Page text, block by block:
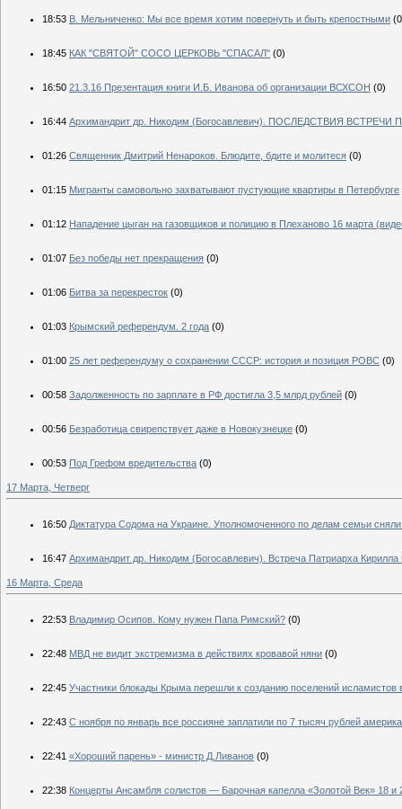
18:53 В. Мельниченко: Мы все время хотим повернуть и быть крепостными
18:45 КАК "СВЯТОЙ" СОСО ЦЕРКОВЬ "СПАСАЛ" (0)
16:50 21.3.16 Презентация книги И.Б. Иванова об организации ВСХСОН (0)
16:44 Архимандрит др. Никодим (Богосавлевич). ПОСЛЕДСТВИЯ
01:26 Священник Дмитрий Ненароков. Блюдите, бдите и молитеся (0)
01:15 Мигранты самовольно захватывают пустующие квартиры в Петербурге
01:12 Нападение цыган на газовщиков и полицию в Плеханово 16 марта
01:07 Без победы нет прекращения (0)
01:06 Битва за перекресток (0)
01:03 Крымский референдум. 2 года (0)
01:00 25 лет референдуму о сохранении СССР: история и позиция РОВС (0)
00:58 Задолженность по зарплате в РФ достигла 3,5 млрд рублей (0)
00:56 Безработица свирепствует даже в Новокузнецке (0)
00:53 Под Грефом вредительства (0)
17 Марта, Четверг
16:50 Диктатура Содома на Украине. Уполномоченного по делам семьи
16:47 Архимандрит др. Никодим (Богосавлевич). Встреча Патриарха
16 Марта, Среда
22:53 Владимир Осипов. Кому нужен Папа Римский? (0)
22:48 МВД не видит экстремизма в действиях кровавой няни (0)
22:45 Участники блокады Крыма перешли к созданию поселений исламистов
22:43 С ноября по январь все россияне заплатили по 7 тысяч рублей
22:41 «Хороший парень» - министр Д.Ливанов (0)
22:38 Концерты Ансамбля солистов — Барочная капелла «Золотой Век» 18 и